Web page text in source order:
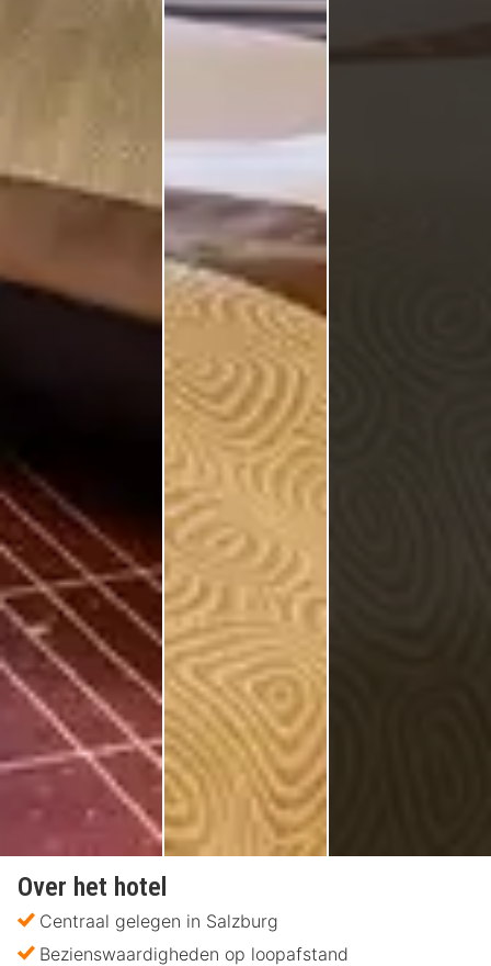
Over het hotel
Centraal gelegen in Salzburg
Bezienswaardigheden op loopafstand